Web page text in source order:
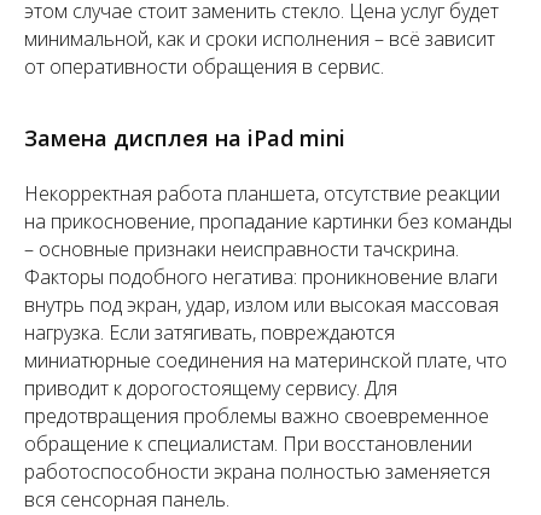
этом случае стоит заменить стекло. Цена услуг будет
минимальной, как и сроки исполнения – всё зависит
от оперативности обращения в сервис.
Замена дисплея на iPad mini
Некорректная работа планшета, отсутствие реакции
на прикосновение, пропадание картинки без команды
– основные признаки неисправности тачскрина.
Факторы подобного негатива: проникновение влаги
внутрь под экран, удар, излом или высокая массовая
нагрузка. Если затягивать, повреждаются
миниатюрные соединения на материнской плате, что
приводит к дорогостоящему сервису. Для
предотвращения проблемы важно своевременное
обращение к специалистам. При восстановлении
работоспособности экрана полностью заменяется
вся сенсорная панель.